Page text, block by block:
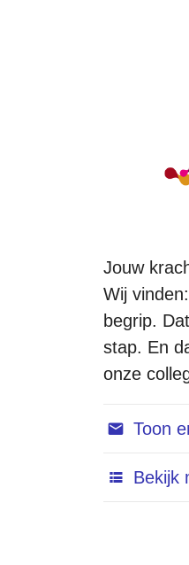
Jouw
Wij
begrip.
stap. En
onze
Toon
Bekijk